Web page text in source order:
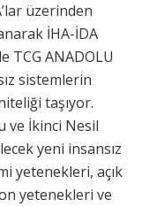
üzerinden
İHA-İDA
TCG ANADOLU
sistemlerin
taşıyor.
ve İkinci Nesil
yeni insansız
yetenekleri, açık
yetenekleri ve